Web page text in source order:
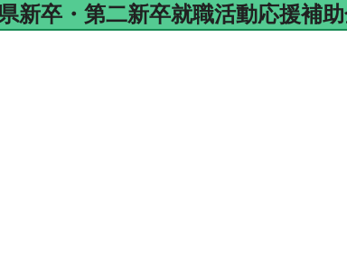
新卒・第二新卒就職活動応援補